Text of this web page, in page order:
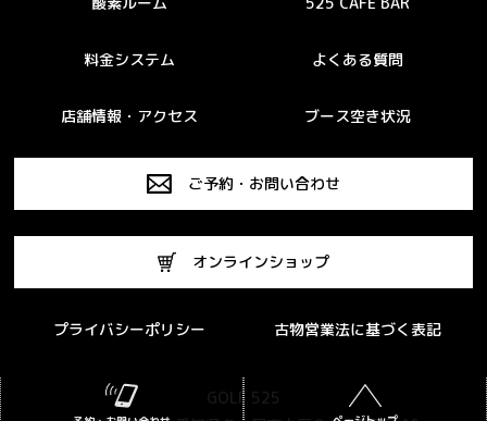
料金システム よくある質問
店舗情報・アクセス ブース空き状況
ご予約・お問い合わせ
オンラインショップ
プライバシーポリシー 古物営業法に基づく表記
GOLF 525